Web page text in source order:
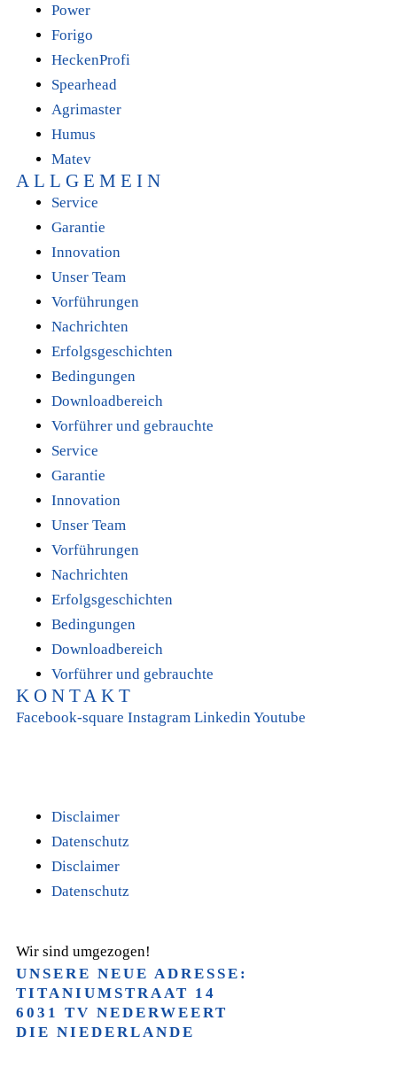
Power
Forigo
HeckenProfi
Spearhead
Agrimaster
Humus
Matev
ALLGEMEIN
Service
Garantie
Innovation
Unser Team
Vorführungen
Nachrichten
Erfolgsgeschichten
Bedingungen
Downloadbereich
Vorführer und gebrauchte
Service
Garantie
Innovation
Unser Team
Vorführungen
Nachrichten
Erfolgsgeschichten
Bedingungen
Downloadbereich
Vorführer und gebrauchte
KONTAKT
Facebook-square Instagram Linkedin Youtube
Disclaimer
Datenschutz
Disclaimer
Datenschutz
Wir sind umgezogen!
UNSERE NEUE ADRESSE:
TITANIUMSTRAAT 14
6031 TV NEDERWEERT
DIE NIEDERLANDE